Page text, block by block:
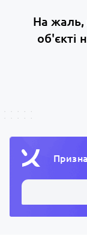
На жаль,
об'єкті